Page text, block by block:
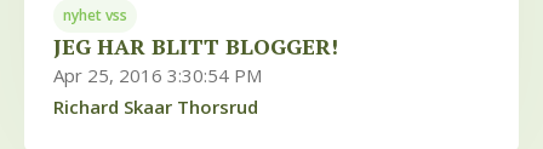
nyhet vss
JEG HAR BLITT BLOGGER!
Apr 25, 2016 3:30:54 PM
Richard Skaar Thorsrud